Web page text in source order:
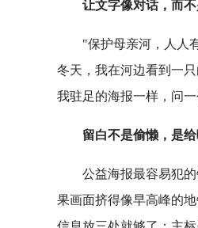
让文字像对话，而
"保护母亲河，人人
冬天，我在河边看到一
我驻足的海报一样，问一
留白不是偷懒，是
公益海报最容易犯
果画面挤得像早高峰的